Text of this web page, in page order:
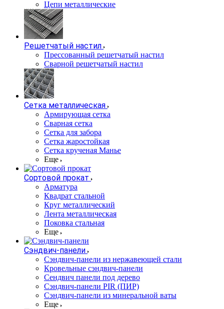
Цепи металлические
Решетчатый настил
Прессованный решетчатый настил
Сварной решетчатый настил
Сетка металлическая
Армирующая сетка
Сварная сетка
Сетка для забора
Сетка жаростойкая
Сетка крученая Манье
Еще
Сортовой прокат
Арматура
Квадрат стальной
Круг металлический
Лента металлическая
Поковка стальная
Еще
Сэндвич-панели
Cэндвич-панели из нержавеющей стали
Кровельные сэндвич-панели
Сендвич панели под дерево
Сэндвич-панели PIR (ПИР)
Сэндвич-панели из минеральной ваты
Еще